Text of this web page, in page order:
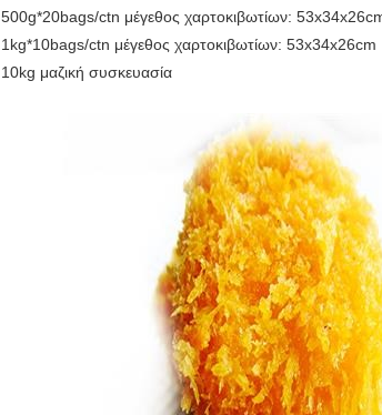
500g*20bags/ctn μέγεθος χαρτοκιβωτίων:
1kg*10bags/ctn μέγεθος χαρτοκιβωτίων: 53x34x26cm
10kg μαζική συσκευασία